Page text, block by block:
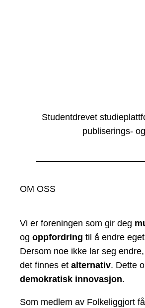
Studentdrevet
publiserings-
OM OSS
Vi er foreningen som gir deg
og oppfordring til å endre eget
Dersom noe ikke lar seg
det finnes et alternativ. Dette
demokratisk innovasjon.
Som medlem av Folkeliggjort